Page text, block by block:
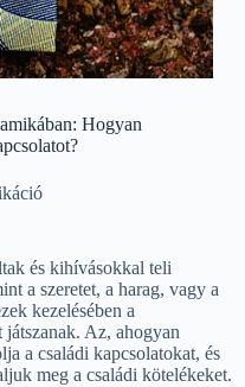
Hogyan
és kihívásokkal teli
a szeretet, a harag, vagy a
kezelésében a
Az, ahogyan
a családi kapcsolatokat, és
meg a családi kötelékeket.